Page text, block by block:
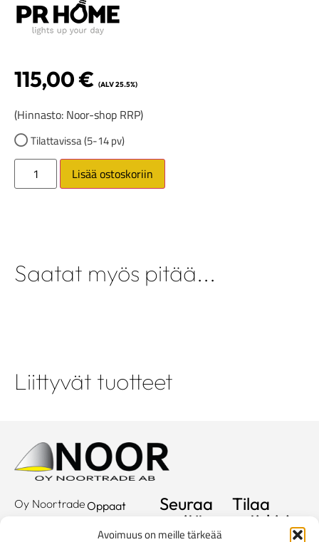
Avoimuus on meille tärkeää
115,00€ (ALV 25.5%)
(Hinnasto: Noor-shop RRP)
Tilattavissa (5-14 pv)
Lisää ostoskoriin
Saatat myös pitää...
Liittyvät tuotteet
Oy Noortrade
Hallimestarinkatu
Oppaat
Kuvastot
Seuraa
meitä
Tilaa
uutiskirje